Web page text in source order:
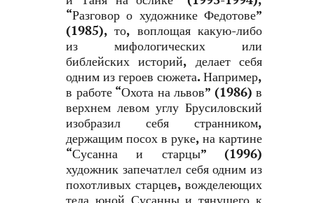
“Разговор о художнике Федотове”
(1985), то, воплощая какую-либо
из мифологических или
библейских историй, делает себя
одним из героев сюжета. Например,
в работе “Охота на львов” (1986) в
верхнем левом углу Брусиловский
изобразил себя странником,
держащим посох в руке, на картине
“Сусанна и старцы” (1996)
художник запечатлел себя одним из
похотливых старцев, вожделеющих